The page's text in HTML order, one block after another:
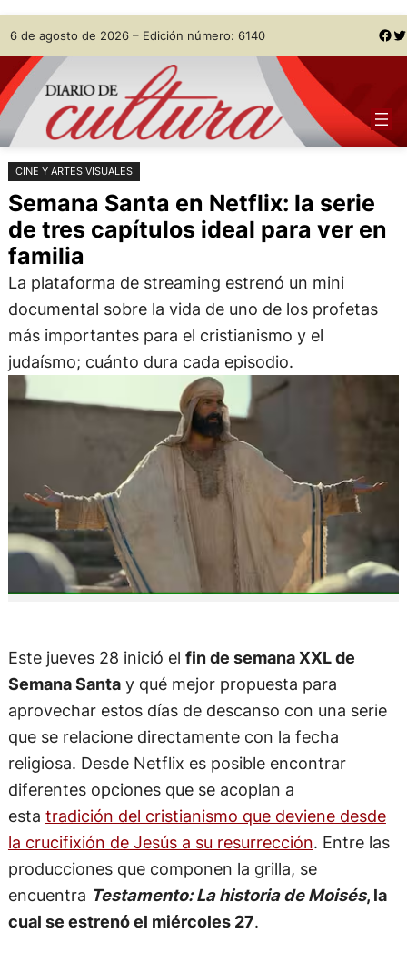
Saltar
al
contenido
Skip
to
content
6 de agosto de 2026 – Edición número: 6140 Facebook Twitter
CINE Y ARTES VISUALES
Semana Santa en Netflix: la serie
de tres capítulos ideal para ver en
familia
La plataforma de streaming estrenó un mini
documental sobre la vida de uno de los profetas
más importantes para el cristianismo y el
judaísmo; cuánto dura cada episodio.
Este jueves 28 inició el fin de semana XXL de
Semana Santay qué mejor propuesta para
aprovechar estos días de descanso con una serie
que se relacione directamente con la fecha
religiosa. Desde Netflix es posible encontrar
diferentes opciones que se acoplan a
esta tradición del cristianismo que deviene desde
la crucifixión de Jesús a su resurrección. Entre las
producciones que componen la grilla, se
encuentra Testamento: La historia de Moisés, la
cual se estrenó el miércoles 27.